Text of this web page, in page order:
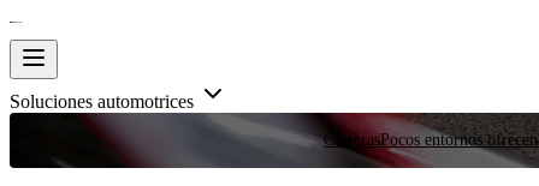
Soluciones automotrices
CarrerasPocos entornos